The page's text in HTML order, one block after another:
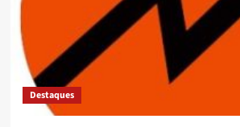
Destaques